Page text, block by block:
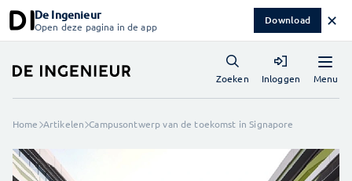
De Ingenieur
Open deze pagina in de app Download ✕
Menu
Zoeken Inloggen
Home Artikelen Campusontwerp van de toekomst in Signapore